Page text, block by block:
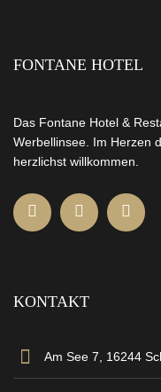
FONTANE HOTEL
Das Fontane Hotel &
Werbellinsee. Im Herzen
herzlichst willkommen.
KONTAKT
Am See 7, 16244